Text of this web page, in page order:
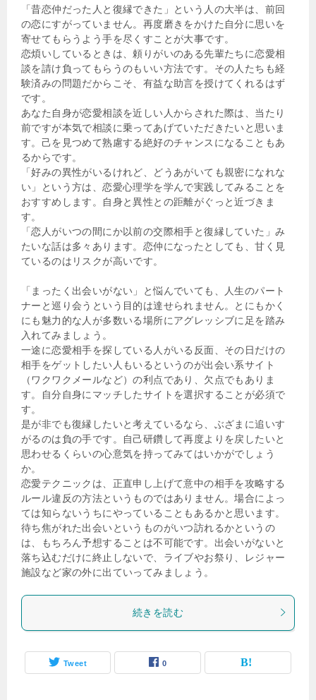
「昔恋仲だった人と復縁できた」という人の大半は、前回
の恋にすがっていません。再度磨きをかけた自分に思いを
寄せてもらうよう手を尽くすことが大事です。
恋煩いしているときは、頼りがいのある先輩たちに恋愛相
談を請け負ってもらうのもいい方法です。その人たちも経
験済みの問題だからこそ、有益な助言を授けてくれるはず
です。
あなた自身が恋愛相談を近しい人からされた際は、当たり
前ですが本気で相談に乗ってあげていただきたいと思いま
す。己を見つめて熟慮する絶好のチャンスになることもあ
るからです。
「好みの異性がいるけれど、どうあがいても親密になれな
い」という方は、恋愛心理学を学んで実践してみることを
おすすめします。自身と異性との距離がぐっと近づきま
す。
「恋人がいつの間にか以前の交際相手と復縁していた」み
たいな話は多々あります。恋仲になったとしても、甘く見
ているのはリスクが高いです。
「まったく出会いがない」と悩んでいても、人生のパート
ナーと巡り会うという目的は達せられません。とにもかく
にも魅力的な人が多数いる場所にアグレッシブに足を踏み
入れてみましょう。
一途に恋愛相手を探している人がいる反面、その日だけの
相手をゲットしたい人もいるというのが出会い系サイト
（ワクワクメールなど）の利点であり、欠点でもありま
す。自分自身にマッチしたサイトを選択することが必須で
す。
是が非でも復縁したいと考えているなら、ぶざまに追いす
がるのは負の手です。自己研鑽して再度よりを戻したいと
思わせるくらいの心意気を持ってみてはいかがでしょう
か。
恋愛テクニックは、正直申し上げて意中の相手を攻略する
ルール違反の方法というものではありません。場合によっ
ては知らないうちにやっていることもあるかと思います。
待ち焦がれた出会いというものがいつ訪れるかというの
は、もちろん予想することは不可能です。出会いがないと
落ち込むだけに終止しないで、ライブやお祭り、レジャー
施設など家の外に出ていってみましょう。
続きを読む
Tweet 0